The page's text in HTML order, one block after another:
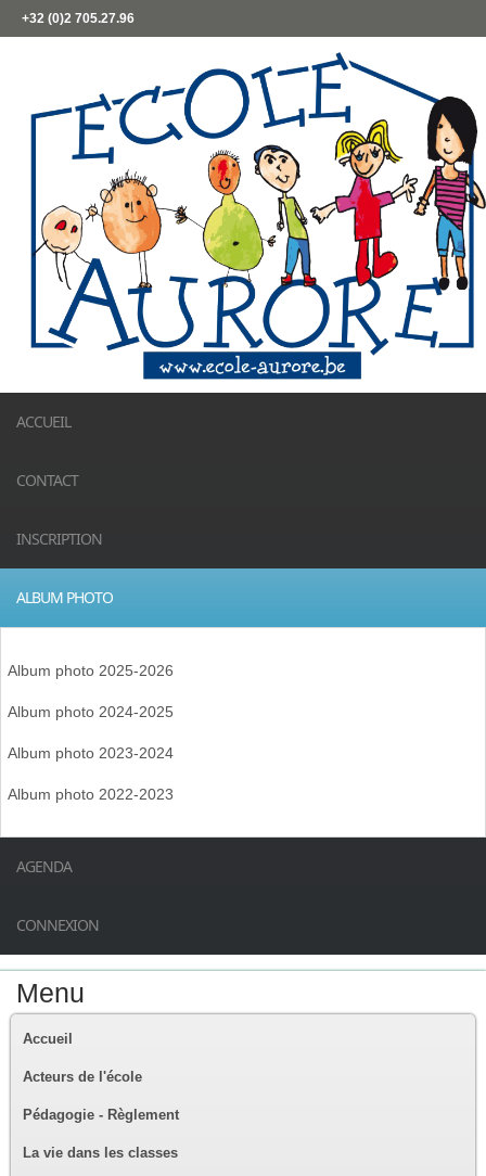
+32 (0)2 705.27.96
ACCUEIL
CONTACT
INSCRIPTION
ALBUM PHOTO
Album photo 2025-2026
Album photo 2024-2025
Album photo 2023-2024
Album photo 2022-2023
AGENDA
CONNEXION
Menu
Accueil
Acteurs de l'école
Pédagogie - Règlement
La vie dans les classes